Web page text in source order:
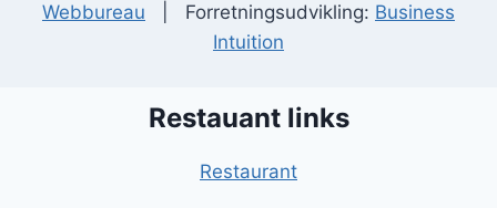
Webbureau | Forretningsudvikling: Business
Intuition
Restauant links
Restaurant